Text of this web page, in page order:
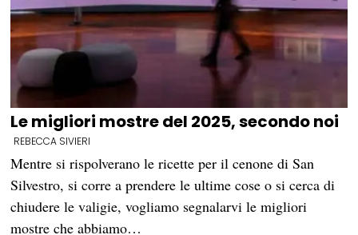
Le migliori mostre del 2025, secondo noi
REBECCA SIVIERI
Mentre si rispolverano le ricette per il cenone di San
Silvestro, si corre a prendere le ultime cose o si cerca di
chiudere le valigie, vogliamo segnalarvi le migliori
mostre che abbiamo…